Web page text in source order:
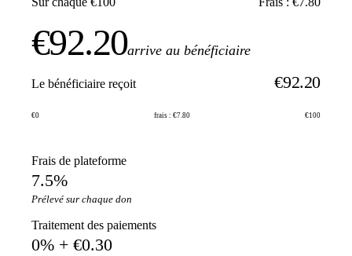
€92.20arrive au bénéficiaire
Le bénéficiaire reçoit €92.20
€0 frais : €7.80 €100
Frais de plateforme
7.5%
Prélevé sur chaque don
Traitement des paiements
0% + €0.30